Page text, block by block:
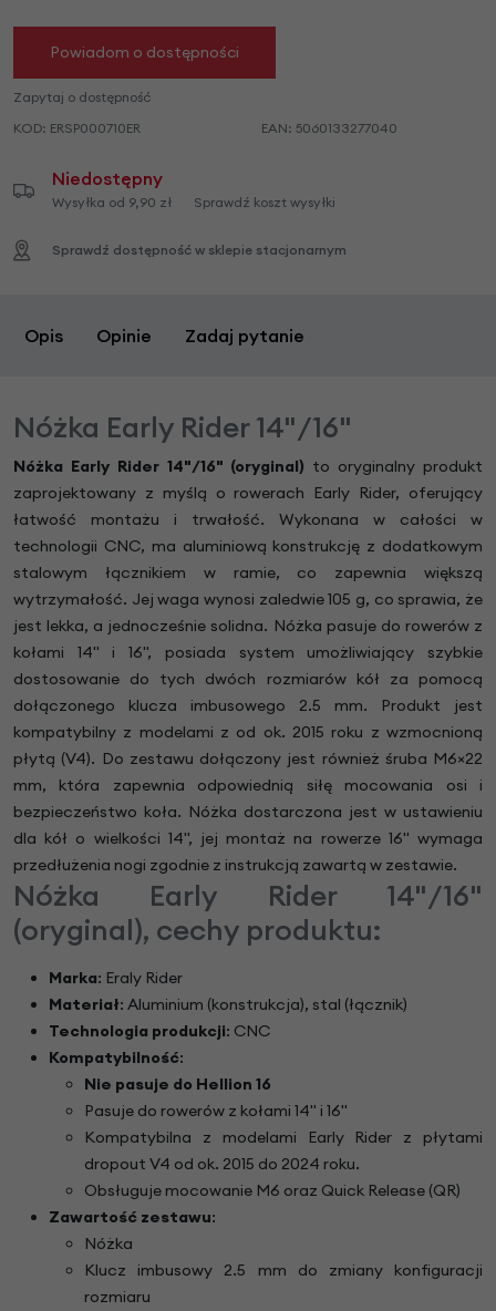
Powiadom o dostępności
Zapytaj o dostępność
KOD: ERSP000710ER EAN: 5060133277040
Niedostępny
Wysyłka od 9,90 zł Sprawdź koszt wysyłki
Sprawdź dostępność w sklepie stacjonarnym
Opis Opinie Zadaj pytanie
Nóżka Early Rider 14"/16"
Nóżka Early Rider 14"/16" (oryginal) to oryginalny produkt
zaprojektowany z myślą o rowerach Early Rider, oferujący
łatwość montażu i trwałość. Wykonana w całości w
technologii CNC, ma aluminiową konstrukcję z dodatkowym
stalowym łącznikiem w ramie, co zapewnia większą
wytrzymałość. Jej waga wynosi zaledwie 105 g, co sprawia, że
jest lekka, a jednocześnie solidna. Nóżka pasuje do rowerów z
kołami 14" i 16", posiada system umożliwiający szybkie
dostosowanie do tych dwóch rozmiarów kół za pomocą
dołączonego klucza imbusowego 2.5 mm. Produkt jest
kompatybilny z modelami z od ok. 2015 roku z wzmocnioną
płytą (V4). Do zestawu dołączony jest również śruba M6×22
mm, która zapewnia odpowiednią siłę mocowania osi i
bezpieczeństwo koła. Nóżka dostarczona jest w ustawieniu
dla kół o wielkości 14", jej montaż na rowerze 16" wymaga
przedłużenia nogi zgodnie z instrukcją zawartą w zestawie.
Nóżka Early Rider 14"/16"
(oryginal), cechy produktu:
Marka: Eraly Rider
Materiał: Aluminium (konstrukcja), stal (łącznik)
Technologia produkcji: CNC
Kompatybilność:
Nie pasuje do Hellion 16
Pasuje do rowerów z kołami 14" i 16"
Kompatybilna z modelami Early Rider z płytami
dropout V4 od ok. 2015 do 2024 roku.
Obsługuje mocowanie M6 oraz Quick Release (QR)
Zawartość zestawu:
Nóżka
Klucz imbusowy 2.5 mm do zmiany konfiguracji
rozmiaru